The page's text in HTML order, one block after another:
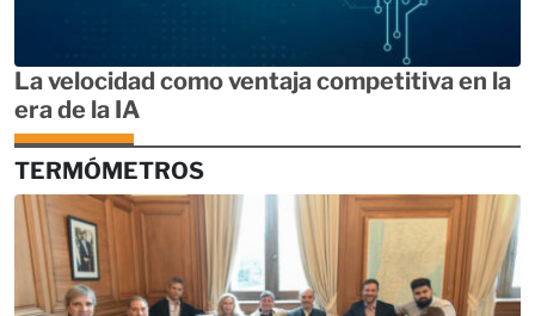
La velocidad como ventaja competitiva en la
era de la IA
TERMÓMETROS